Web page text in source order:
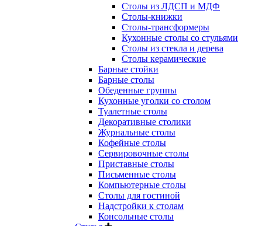
Столы из ЛДСП и МДФ
Столы-книжки
Столы-трансформеры
Кухонные столы со стульями
Столы из стекла и дерева
Столы керамические
Барные стойки
Барные столы
Обеденные группы
Кухонные уголки со столом
Туалетные столы
Декоративные столики
Журнальные столы
Кофейные столы
Сервировочные столы
Приставные столы
Письменные столы
Компьютерные столы
Столы для гостиной
Надстройки к столам
Консольные столы